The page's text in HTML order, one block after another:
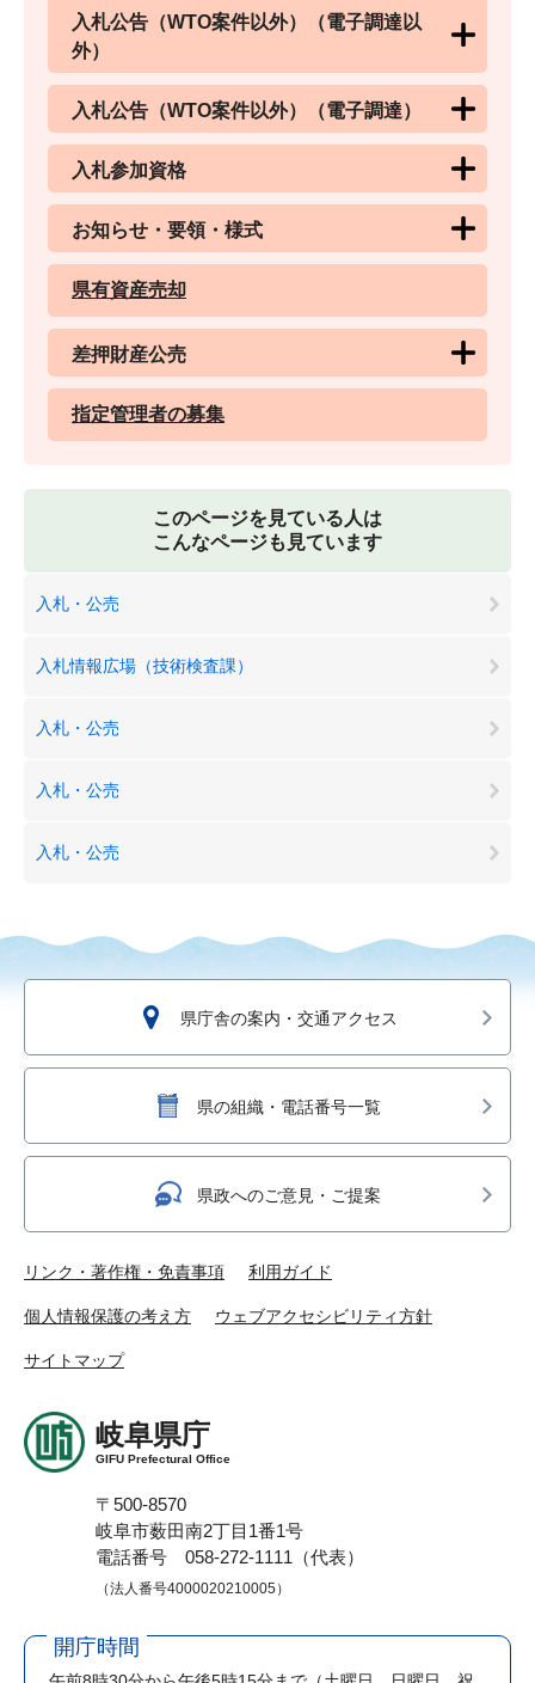
入札公告（WTO案件以外）（電子調達以
外）
入札公告（WTO案件以外）（電子調達）
入札参加資格
お知らせ・要領・様式
県有資産売却
差押財産公売
指定管理者の募集
このページを見ている人は
こんなページも見ています
入札・公売
入札情報広場（技術検査課）
入札・公売
入札・公売
入札・公売
県庁舎の案内・交通アクセス
県の組織・電話番号一覧
県政へのご意見・ご提案
リンク・著作権・免責事項 利用ガイド
個人情報保護の考え方 ウェブアクセシビリティ方針
サイトマップ
岐阜県庁
GIFU Prefectural Office
〒500-8570
岐阜市薮田南2丁目1番1号
電話番号 058-272-1111（代表）
（法人番号4000020210005）
開庁時間